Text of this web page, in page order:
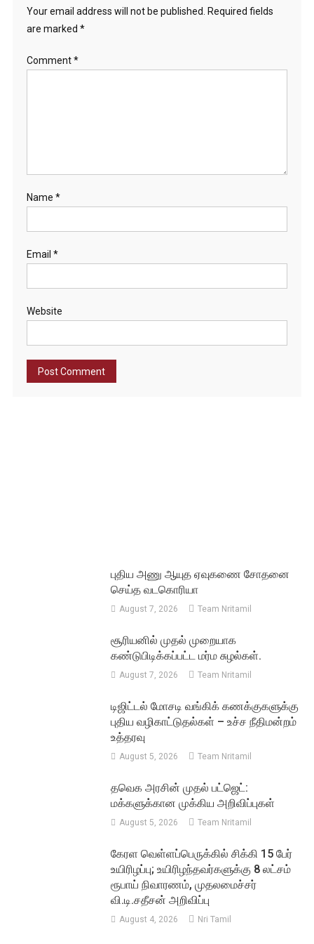
Your email address will not be published.
Required fields
are marked *
Comment*
Name *
Email *
Website
புதிய அணு ஆயுத ஏவுகணை சோதனை
செய்த வடகொரியா
August 7, 2026 Team Nritamil
சூரியனில் முதல் முறையாக
கண்டுபிடிக்கப்பட்ட மர்ம சுழல்கள்.
August 7, 2026 Team Nritamil
டிஜிட்டல் மோசடி வங்கிக் கணக்குகளுக்கு
புதிய வழிகாட்டுதல்கள் – உச்ச நீதிமன்றம்
உத்தரவு
August 5, 2026 Team Nritamil
தவெக அரசின் முதல் பட்ஜெட்:
மக்களுக்கான முக்கிய அறிவிப்புகள்
August 5, 2026 Team Nritamil
கேரள வெள்ளப்பெருக்கில் சிக்கி 15 பேர்
உயிரிழப்பு; உயிரிழந்தவர்களுக்கு 8 லட்சம்
ரூபாய் நிவாரணம், முதலமைச்சர்
வி.டி.சதீசன் அறிவிப்பு
August 4, 2026 Nri Tamil